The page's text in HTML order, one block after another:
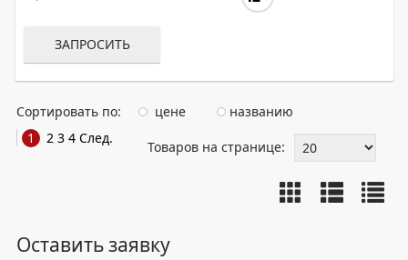
ЗАПРОСИТЬ
Сортировать по: цене
названию
1
2 3 4 След.
Товаров на странице:
Оставить заявку